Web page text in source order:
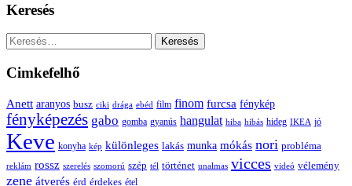
Keresés
Keresés:
Cimkefelhő
Anett aranyos busz ciki drága ebéd film finom furcsa fénykép
fényképezés gabo gomba gyanús hangulat hiba hibás hideg IKEA jó
Keve konyha kép különleges lakás munka mókás nori probléma
reklám rossz szerelés szomorú szép tél történet unalmas vicces videó vélemény
zene átverés érd érdekes étel